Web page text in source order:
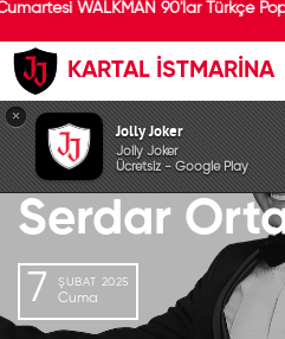
WALKMAN 90'lar Türkçe
KARTAL İSTMARİNA
GEÇMİŞ
Serdar
7 ŞUBAT 2025
Cuma
×
Jolly Joker
Jolly Joker
Ücretsiz - Google Play